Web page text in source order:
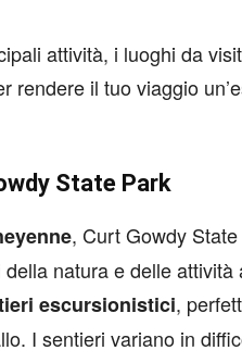
attività, i luoghi da
rendere il tuo viaggio
State Park
, Curt Gowdy
natura e delle attività
escursionistici,
I sentieri variano in